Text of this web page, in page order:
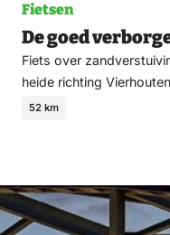
Fietsen
De goed
Fiets over
heide richting
52 km